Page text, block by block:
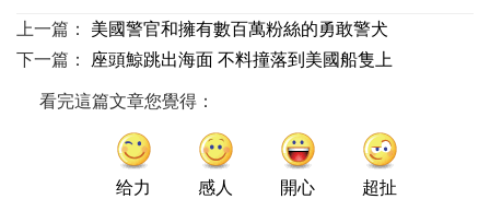
上一篇：
美國警官和擁有數百萬粉絲的勇敢警犬
下一篇：
座頭鯨跳出海面 不料撞落到美國船隻上
看完這篇文章您覺得：
给力 感人 開心 超扯